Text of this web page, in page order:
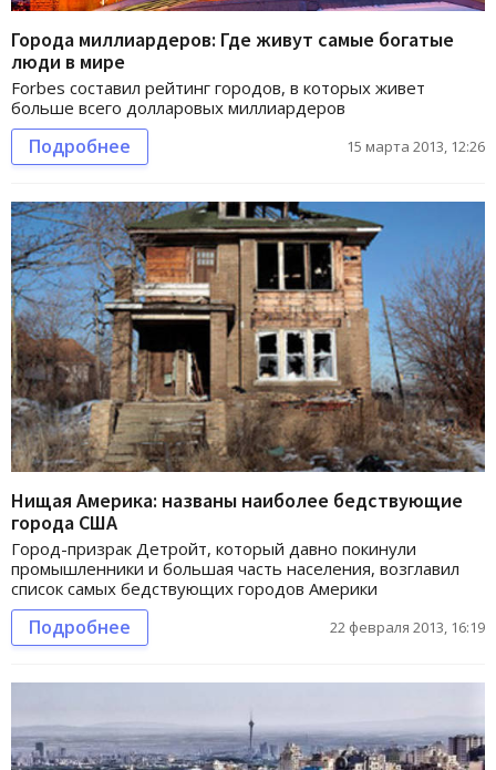
Города миллиардеров: Где живут самые богатые
люди в мире
Forbes составил рейтинг городов, в которых живет
больше всего долларовых миллиардеров
Подробнее 15 марта 2013, 12:26
Нищая Америка: названы наиболее бедствующие
города США
Город-призрак Детройт, который давно покинули
промышленники и большая часть населения, возглавил
список самых бедствующих городов Америки
Подробнее 22 февраля 2013, 16:19